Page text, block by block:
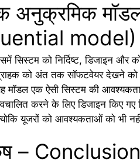
अनुक्रमिक
model)
सिस्टम को निर्दिष्ट, डिजाइन और
को अंत तक सॉफटवेयर देखने को
मॉडल एक ऐसी सिस्टम की
करने के लिए डिजाइन किए
यूजरों को आवश्यकताओं को भी
– Conclusion